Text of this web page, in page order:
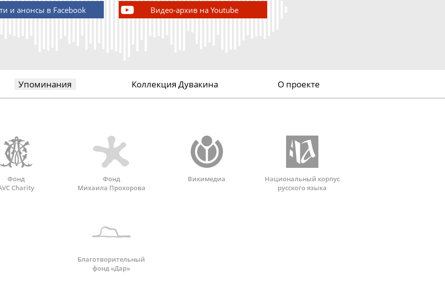
и анонсы в Facebook Видео-архив на Youtube
Упоминания Коллекция Дувакина О проекте
Фонд
Charity
Фонд
Михаила Прохорова
Викимедиа
Национальный корпус
русского языка
Благотворительный
фонд «Дар»